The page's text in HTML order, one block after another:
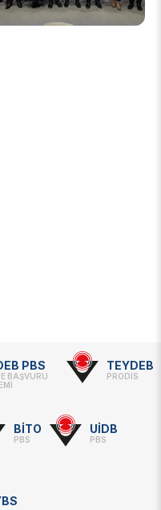
PBS
BAŞVURU
TEYDEB
PRODİS
BİTO
PBS
UİDB
PBS